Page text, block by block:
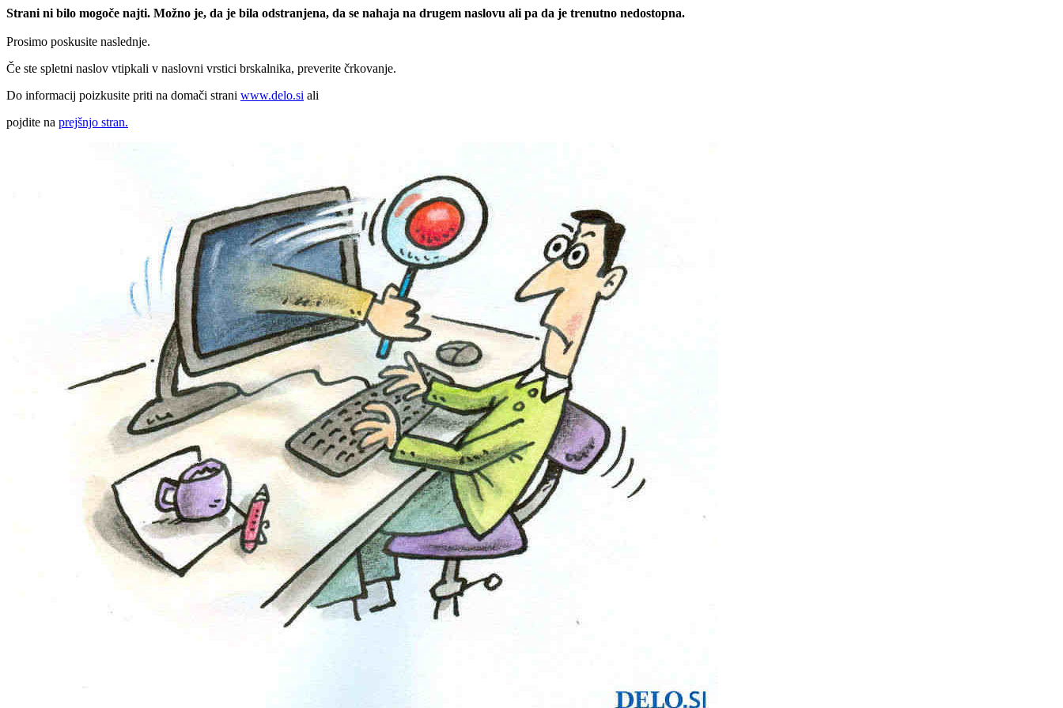
Strani ni bilo mogoče najti. Možno je, da je bila odstranjena, da se nahaja na drugem naslovu ali pa da je trenutno nedostopna.
Prosimo poskusite naslednje.
Če ste spletni naslov vtipkali v naslovni vrstici brskalnika, preverite črkovanje.
Do informacij poizkusite priti na domači strani www.delo.si ali
pojdite na prejšnjo stran.